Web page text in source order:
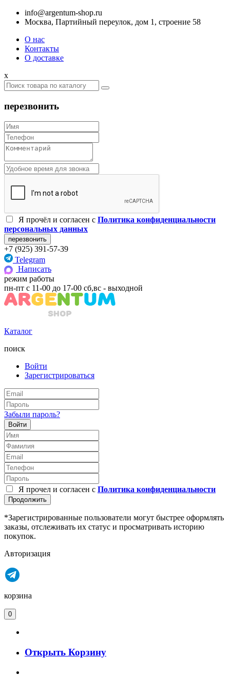
info@argentum-shop.ru
Москва, Партийный переулок, дом 1, строение 58
О нас
Контакты
О доставке
x
перезвонить
Я прочёл и согласен c Политика конфиденциальности
персональных данных
+7 (925) 391-57-39
Telegram
Написать
режим работы
пн-пт с 11-00 до 17-00 сб,вс - выходной
Каталог
поиск
Войти
Зарегистрироваться
Забыли пароль?
Войти
Я прочел и согласен с Политика конфиденциальности
Продолжить
*Зарегистрированные пользователи могут быстрее оформлять
заказы, отслеживать их статус и просматривать историю
покупок.
Авторизация
корзина
0
Открыть Корзину